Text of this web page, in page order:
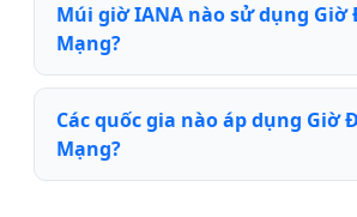
Múi giờ IANA nào sử dụng Giờ
Mạng?
Các quốc gia nào áp dụng Giờ
Mạng?